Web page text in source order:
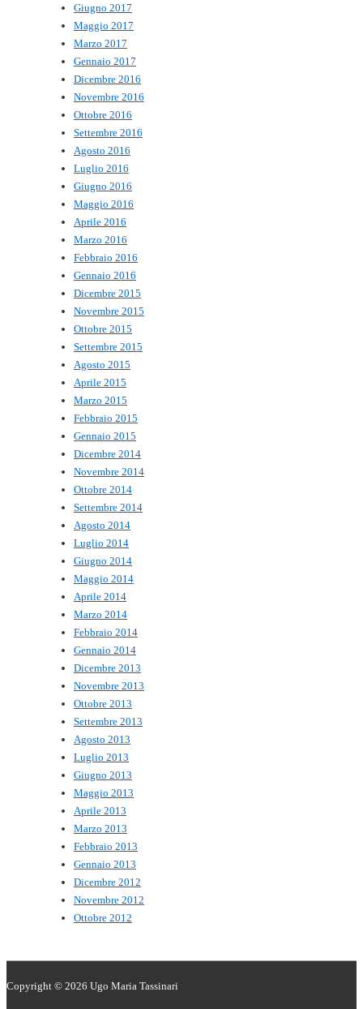
Giugno 2017
Maggio 2017
Marzo 2017
Gennaio 2017
Dicembre 2016
Novembre 2016
Ottobre 2016
Settembre 2016
Agosto 2016
Luglio 2016
Giugno 2016
Maggio 2016
Aprile 2016
Marzo 2016
Febbraio 2016
Gennaio 2016
Dicembre 2015
Novembre 2015
Ottobre 2015
Settembre 2015
Agosto 2015
Aprile 2015
Marzo 2015
Febbraio 2015
Gennaio 2015
Dicembre 2014
Novembre 2014
Ottobre 2014
Settembre 2014
Agosto 2014
Luglio 2014
Giugno 2014
Maggio 2014
Aprile 2014
Marzo 2014
Febbraio 2014
Gennaio 2014
Dicembre 2013
Novembre 2013
Ottobre 2013
Settembre 2013
Agosto 2013
Luglio 2013
Giugno 2013
Maggio 2013
Aprile 2013
Marzo 2013
Febbraio 2013
Gennaio 2013
Dicembre 2012
Novembre 2012
Ottobre 2012
Copyright © 2026 Ugo Maria Tassinari